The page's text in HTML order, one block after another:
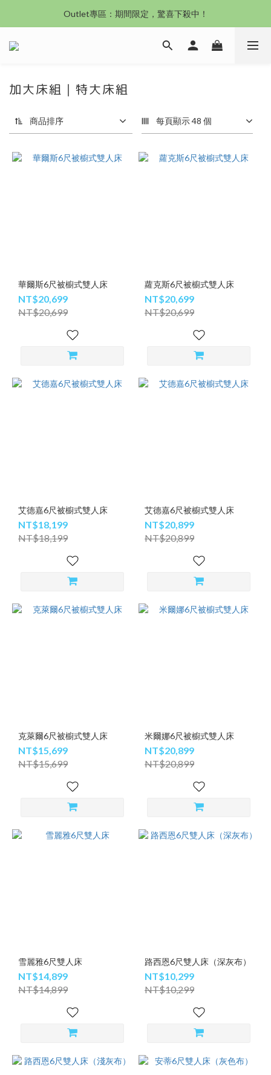
沙發新登場｜想躺就躺，頭等艙到商務艙一次擁有
沙發新登場｜想躺就躺，頭等艙到商務艙一次擁有
加大床組｜特大床組
商品排序 每頁顯示 48 個
華爾斯6尺被櫥式雙人床
NT$20,699
NT$20,699
蘿克斯6尺被櫥式雙人床
NT$20,699
NT$20,699
艾德嘉6尺被櫥式雙人床
NT$18,199
NT$18,199
艾德嘉6尺被櫥式雙人床
NT$20,899
NT$20,899
克萊爾6尺被櫥式雙人床
NT$15,699
NT$15,699
米爾娜6尺被櫥式雙人床
NT$20,899
NT$20,899
雪麗雅6尺雙人床
NT$14,899
NT$14,899
路西恩6尺雙人床（深灰布）
NT$10,299
NT$10,299